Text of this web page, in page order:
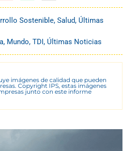
Sostenible, Salud, Últimas
, Mundo, TDI, Últimas Noticias
imágenes de calidad que pueden
Copyright IPS, estas imágenes
junto con este informe